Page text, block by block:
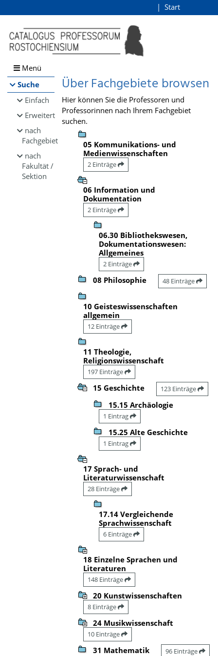
Browsen
direkt zum Inhalt
Start
Menü
Suche
Einfach
Erweitert
nach
Fachgebiet
nach
Fakultät /
Sektion
Über Fachgebiete browsen
Hier können Sie die Professoren und
Professorinnen nach Ihrem Fachgebiet
suchen.
05 Kommunikations- und
Medienwissenschaften
2 Einträge
06 Information und
Dokumentation
2 Einträge
06.30 Bibliothekswesen,
Dokumentationswesen:
Allgemeines
2 Einträge
08 Philosophie 48 Einträge
10 Geisteswissenschaften
allgemein
12 Einträge
11 Theologie,
Religionswissenschaft
197 Einträge
15 Geschichte 123 Einträge
15.15 Archäologie
1 Eintrag
15.25 Alte Geschichte
1 Eintrag
17 Sprach- und
Literaturwissenschaft
28 Einträge
17.14 Vergleichende
Sprachwissenschaft
6 Einträge
18 Einzelne Sprachen und
Literaturen
148 Einträge
20 Kunstwissenschaften
8 Einträge
24 Musikwissenschaft
10 Einträge
31 Mathematik 96 Einträge